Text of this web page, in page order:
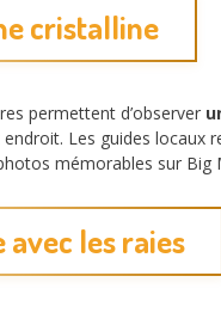
cristalline
permettent d’observer
Les guides locaux
mémorables sur Big
avec les raies